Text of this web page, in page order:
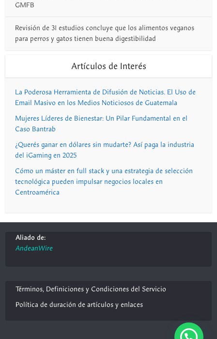
GMFB
Revisión de 31 estudios concluye que los alimentos veganos
para perros y gatos tienen buena digestibilidad
Artículos de Interés
La Poderosa Herramienta de Difusión de Noticias. El Uso de
Email Masivo en los Medios Noticiosos de Guatemala
Mujeres Líderes de Bienestar: Un Pilar Fundamental en el
Caso Bantrab
¿Querés ganar en dólares sin mudarte? Así paga la industria
del iGaming en 2025
Cómo un máster en full stack y una estrategia de selección
tecnológica pueden impulsar negocios locales en
Centroamérica
Aliado de:
AndeanWire
Términos, Definiciones y Condiciones del Servicio
Política de duración de artículos y enlaces